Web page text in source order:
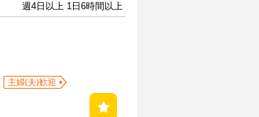
週4日以上 1日6時間以上
主婦(夫)歓迎